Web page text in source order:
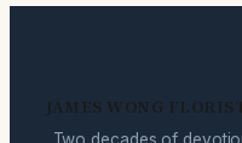
JAMES WONG